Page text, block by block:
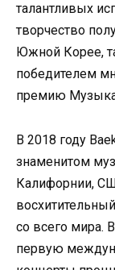
талантливых
творчество
Южной Корее,
победителем
премию
В 2018 году
знаменитом
Калифорнии,
со всего мира.
первую